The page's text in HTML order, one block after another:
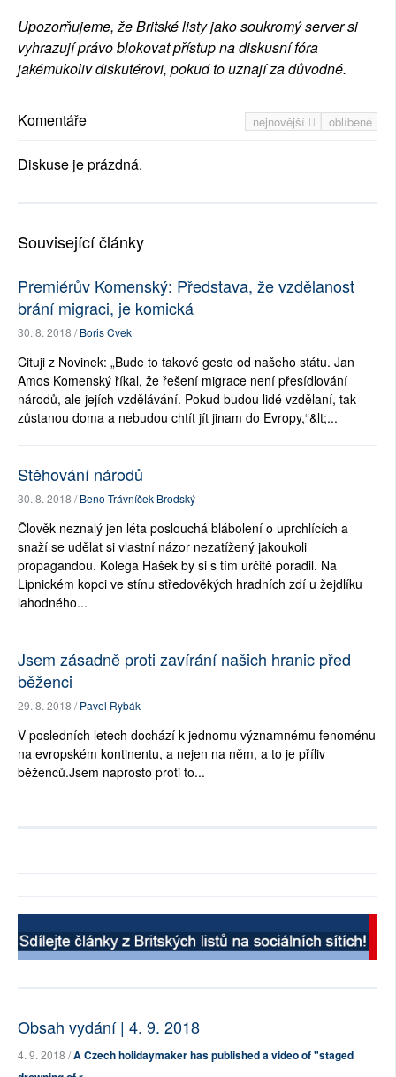
Upozorňujeme, že Britské listy jako soukromý server si
vyhrazují právo blokovat přístup na diskusní fóra
jakémukoliv diskutérovi, pokud to uznají za důvodné.
nejnovější oblíbené
Komentáře
Diskuse je prázdná.
Související články
Premiérův Komenský: Představa, že vzdělanost
brání migraci, je komická
30. 8. 2018 /Boris Cvek
Cituji z Novinek: „Bude to takové gesto od našeho státu. Jan
Amos Komenský říkal, že řešení migrace není přesídlování
národů, ale jejích vzdělávání. Pokud budou lidé vzdělaní, tak
zůstanou doma a nebudou chtít jít jinam do Evropy,“&lt;...
Stěhování národů
30. 8. 2018 /Beno Trávníček Brodský
Člověk neznalý jen léta poslouchá blábolení o uprchlících a
snaží se udělat si vlastní názor nezatížený jakoukoli
propagandou. Kolega Hašek by si s tím určitě poradil. Na
Lipnickém kopci ve stínu středověkých hradních zdí u žejdlíku
lahodného...
Jsem zásadně proti zavírání našich hranic před
běženci
29. 8. 2018 /Pavel Rybák
V posledních letech dochází k jednomu významnému fenoménu
na evropském kontinentu, a nejen na něm, a to je příliv
běženců.Jsem naprosto proti to...
Obsah vydání | 4. 9. 2018
4. 9. 2018 /A Czech holidaymaker has published a video of "staged